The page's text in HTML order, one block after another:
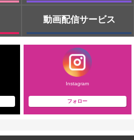
動画配信サービス
Instagram
フォロー